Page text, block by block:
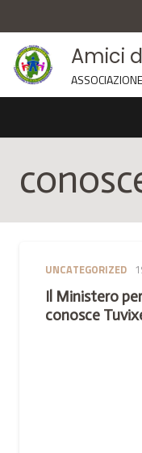
Amici
UNCATEGORIZED
Il Ministero
conosce